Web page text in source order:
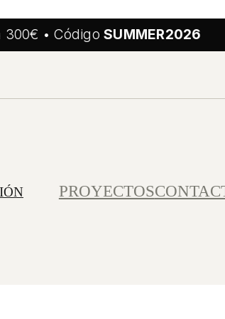
• CódigoSUMMER2026
PROYECTOS